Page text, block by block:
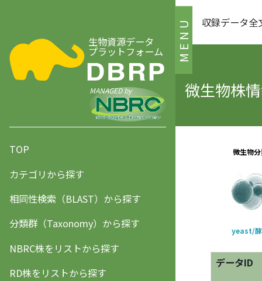
MENU
生物資源データ
プラットフォーム
MANAGED by
TOP
カテゴリから探す
相同性検索（BLAST）から探す
分類群（Taxonomy）から探す
NBRC株をリストから探す
RD株をリストから探す
収録データ全
微生物株
データID